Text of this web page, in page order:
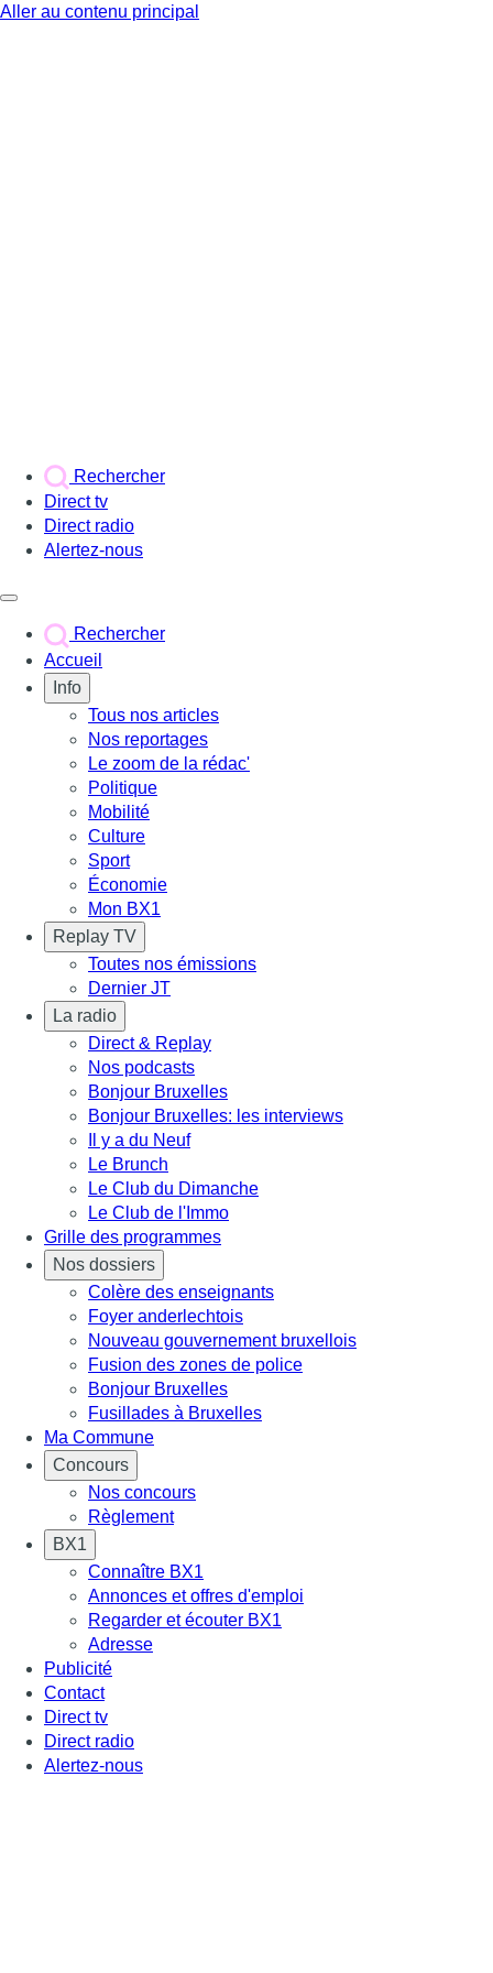
Aller au contenu principal
Rechercher
Direct tv
Direct radio
Alertez-nous
Rechercher
Accueil
Info
Tous nos articles
Nos reportages
Le zoom de la rédac'
Politique
Mobilité
Culture
Sport
Économie
Mon BX1
Replay TV
Toutes nos émissions
Dernier JT
La radio
Direct & Replay
Nos podcasts
Bonjour Bruxelles
Bonjour Bruxelles: les interviews
Il y a du Neuf
Le Brunch
Le Club du Dimanche
Le Club de l'Immo
Grille des programmes
Nos dossiers
Colère des enseignants
Foyer anderlechtois
Nouveau gouvernement bruxellois
Fusion des zones de police
Bonjour Bruxelles
Fusillades à Bruxelles
Ma Commune
Concours
Nos concours
Règlement
BX1
Connaître BX1
Annonces et offres d'emploi
Regarder et écouter BX1
Adresse
Publicité
Contact
Direct tv
Direct radio
Alertez-nous